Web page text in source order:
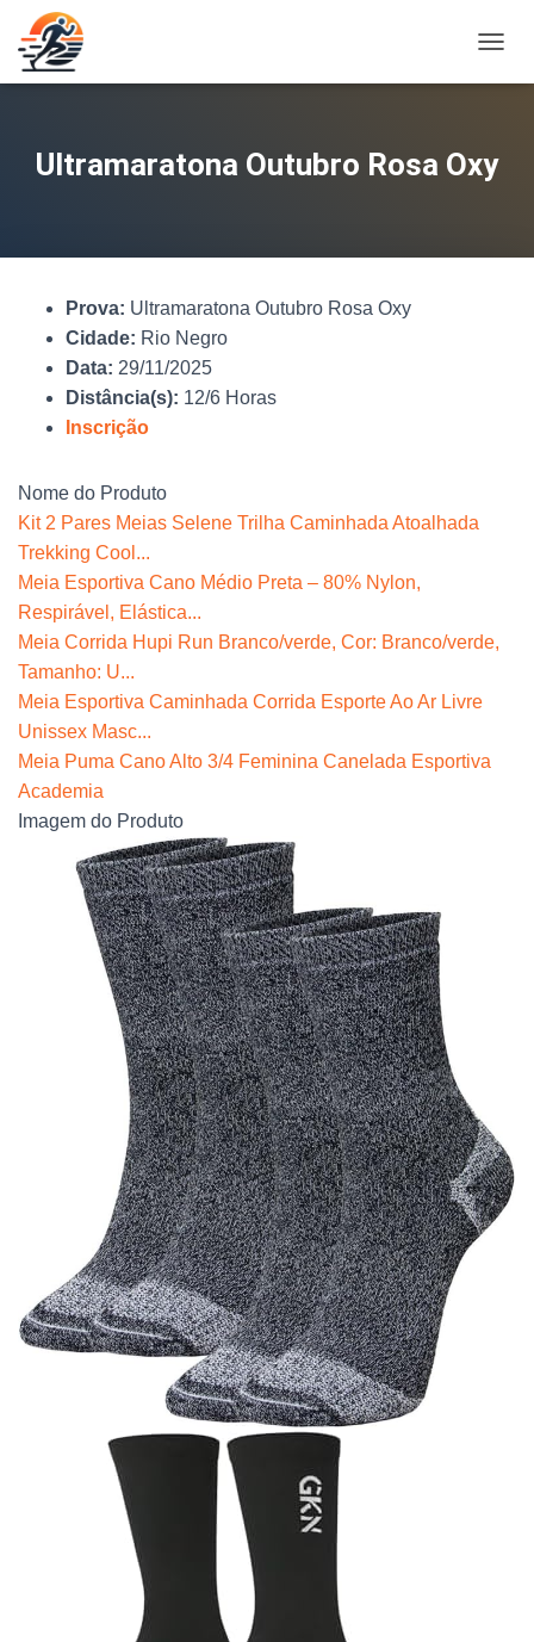
L
N
Ultramaratona Outubro Rosa Oxy
Prova: Ultramaratona Outubro Rosa Oxy
Cidade: Rio Negro
Data: 29/11/2025
Distância(s): 12/6 Horas
Inscrição
Nome do Produto
Kit 2 Pares Meias Selene Trilha Caminhada Atoalhada
Trekking Cool...
Meia Esportiva Cano Médio Preta – 80% Nylon,
Respirável, Elástica...
Meia Corrida Hupi Run Branco/verde, Cor: Branco/verde,
Tamanho: U...
Meia Esportiva Caminhada Corrida Esporte Ao Ar Livre
Unissex Masc...
Meia Puma Cano Alto 3/4 Feminina Canelada Esportiva
Academia
Imagem do Produto